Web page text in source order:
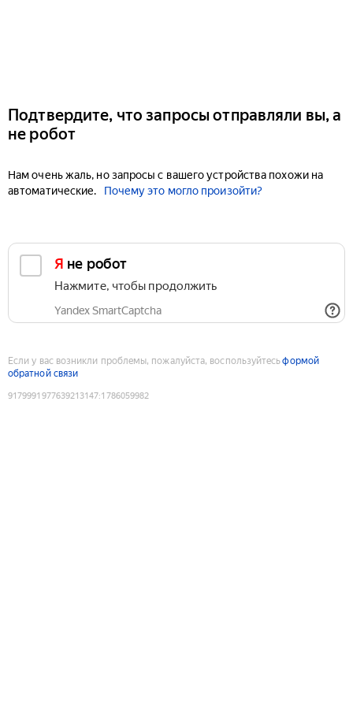
Подтвердите, что запросы отправляли вы, а
не робот
Нам очень жаль, но запросы с вашего устройства похожи на
автоматические.
Почему это могло произойти?
Я не робот
Нажмите, чтобы продолжить
Yandex SmartCaptcha
Если у вас возникли проблемы, пожалуйста, воспользуйтесьформой
обратной связи
9179991977639213147:1786059982